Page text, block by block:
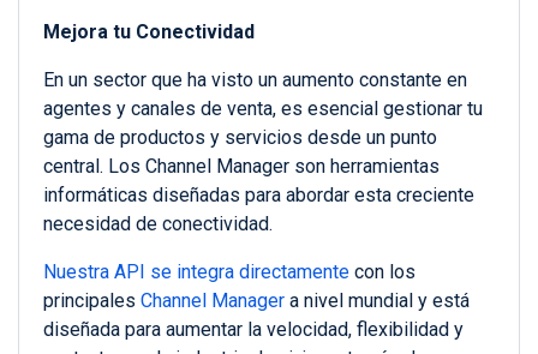
Mejora tu Conectividad
En un sector que ha visto un aumento constante en
agentes y canales de venta, es esencial gestionar tu
gama de productos y servicios desde un punto
central. Los Channel Manager son herramientas
informáticas diseñadas para abordar esta creciente
necesidad de conectividad.
Nuestra API se integra directamente con los
principales Channel Manager a nivel mundial y está
diseñada para aumentar la velocidad, flexibilidad y